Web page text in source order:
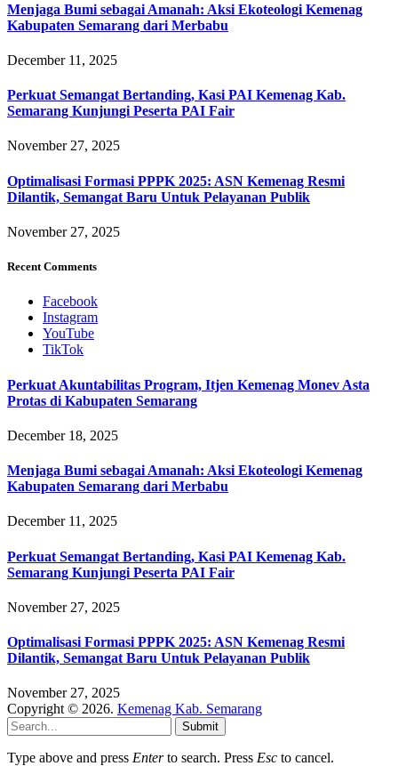
Menjaga Bumi sebagai Amanah: Aksi Ekoteologi Kemenag
Kabupaten Semarang dari Merbabu
December 11, 2025
Perkuat Semangat Bertanding, Kasi PAI Kemenag Kab.
Semarang Kunjungi Peserta PAI Fair
November 27, 2025
Optimalisasi Formasi PPPK 2025: ASN Kemenag Resmi
Dilantik, Semangat Baru Untuk Pelayanan Publik
November 27, 2025
Recent Comments
Facebook
Instagram
YouTube
TikTok
Perkuat Akuntabilitas Program, Itjen Kemenag Monev Asta
Protas di Kabupaten Semarang
December 18, 2025
Menjaga Bumi sebagai Amanah: Aksi Ekoteologi Kemenag
Kabupaten Semarang dari Merbabu
December 11, 2025
Perkuat Semangat Bertanding, Kasi PAI Kemenag Kab.
Semarang Kunjungi Peserta PAI Fair
November 27, 2025
Optimalisasi Formasi PPPK 2025: ASN Kemenag Resmi
Dilantik, Semangat Baru Untuk Pelayanan Publik
November 27, 2025
Copyright © 2026. Kemenag Kab. Semarang
Submit
Type above and press Enterto search. Press Esc to cancel.